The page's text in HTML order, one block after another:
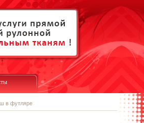
в футляре